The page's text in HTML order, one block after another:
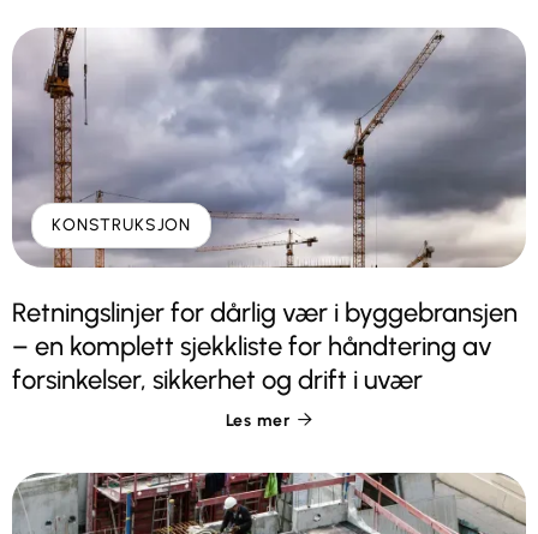
KONSTRUKSJON
Retningslinjer for dårlig vær i byggebransjen
– en komplett sjekkliste for håndtering av
forsinkelser, sikkerhet og drift i uvær
Les mer 